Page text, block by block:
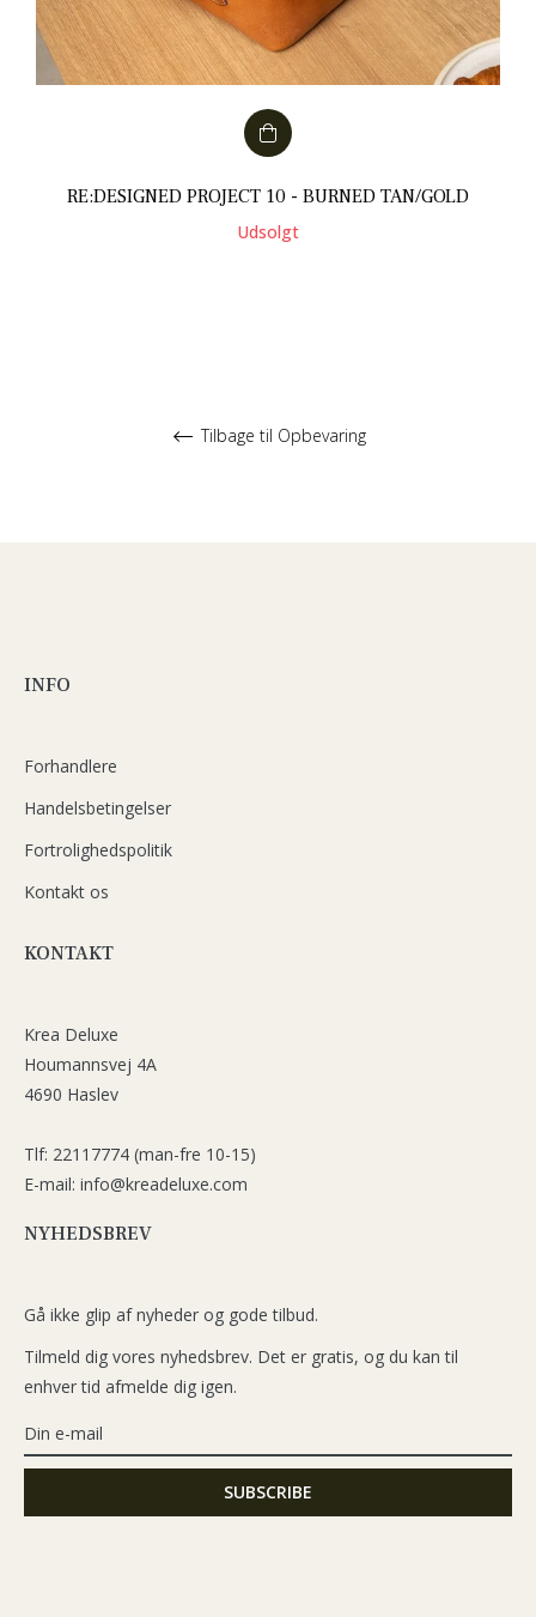
RE:DESIGNED PROJECT 10 - BURNED TAN/GOLD
Udsolgt
Tilbage til Opbevaring
INFO
Forhandlere
Handelsbetingelser
Fortrolighedspolitik
Kontakt os
KONTAKT
Krea Deluxe
Houmannsvej 4A
4690 Haslev
Tlf: 22117774 (man-fre 10-15)
E-mail: info@kreadeluxe.com
NYHEDSBREV
Gå ikke glip af nyheder og gode tilbud.
Tilmeld dig vores nyhedsbrev. Det er gratis, og du kan til
enhver tid afmelde dig igen.